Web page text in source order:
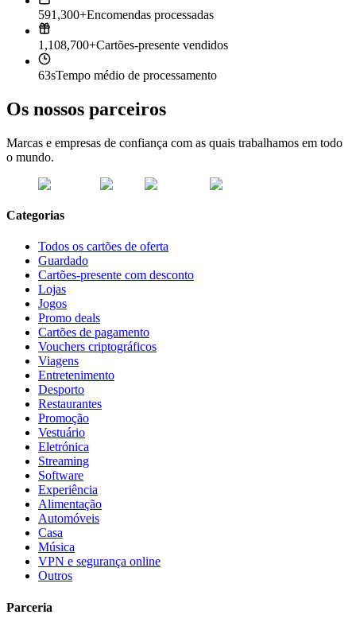
591,300+Encomendas processadas
1,108,700+Cartões-presente vendidos
63sTempo médio de processamento
Os nossos parceiros
Marcas e empresas de confiança com as quais trabalhamos em todo
o mundo.
Categorias
Todos os cartões de oferta
Guardado
Cartões-presente com desconto
Lojas
Jogos
Promo deals
Cartões de pagamento
Vouchers criptográficos
Viagens
Entretenimento
Desporto
Restaurantes
Promoção
Vestuário
Eletrónica
Streaming
Software
Experiência
Alimentação
Automóveis
Casa
Música
VPN e segurança online
Outros
Parceria